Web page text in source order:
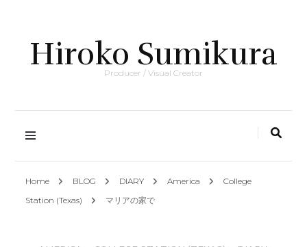
Hiroko Sumikura
Producer / Visual Creator
Home BLOG DIARY America
College
Station (Texas)
マリアの家で